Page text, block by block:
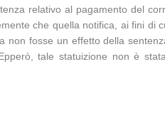
relativo al pagamento del
che quella notifica, ai fini di
fosse un effetto della
tale statuizione non è